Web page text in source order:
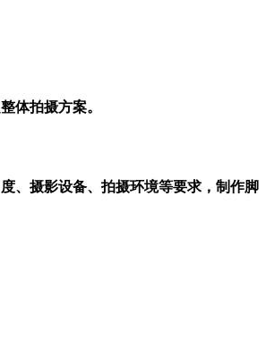
体拍摄方案。
、摄影设备、拍摄环境等要求，制作脚